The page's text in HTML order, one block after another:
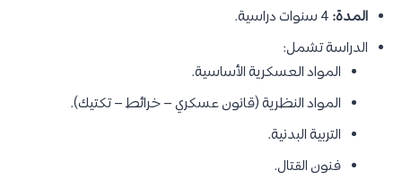
المدة:
الدراسة تشمل:
المواد العسكرية الأساسية.
المواد النظرية (قانون عسكري – خرائط – تكتيك).
التربية البدنية.
فنون القتال.